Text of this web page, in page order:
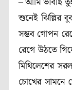
শুনেই ঝিল্লির
সম্ভব গোপন
রেগে উঠতে
মিথিলেশের
চোখের